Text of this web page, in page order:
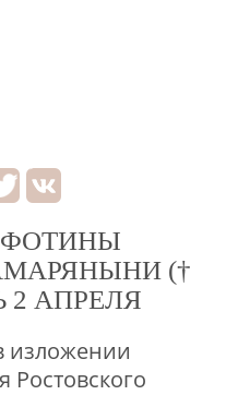
(†
2 АПРЕЛЯ
изложении
Ростовского